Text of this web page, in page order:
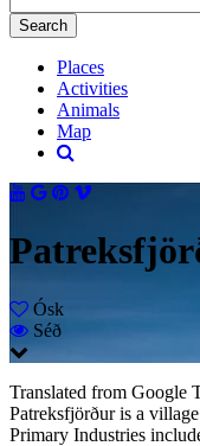
Places
Activities
Animals
Map
Ósk
Séð
Translated from Google
Patreksfjörður is a
Primary Industries